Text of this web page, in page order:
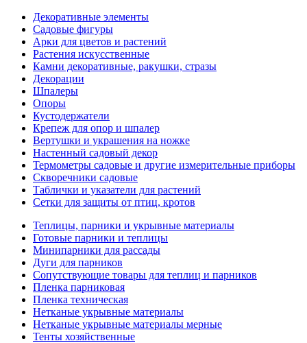
Декоративные элементы
Садовые фигуры
Арки для цветов и растений
Растения искусственные
Камни декоративные, ракушки, стразы
Декорации
Шпалеры
Опоры
Кустодержатели
Крепеж для опор и шпалер
Вертушки и украшения на ножке
Настенный садовый декор
Термометры садовые и другие измерительные приборы
Скворечники садовые
Таблички и указатели для растений
Сетки для защиты от птиц, кротов
Теплицы, парники и укрывные материалы
Готовые парники и теплицы
Минипарники для рассады
Дуги для парников
Сопутствующие товары для теплиц и парников
Пленка парниковая
Пленка техническая
Нетканые укрывные материалы
Нетканые укрывные материалы мерные
Тенты хозяйственные